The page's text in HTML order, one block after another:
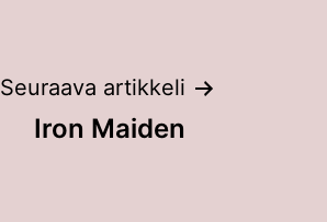
Seuraava artikkeli
Iron Maiden